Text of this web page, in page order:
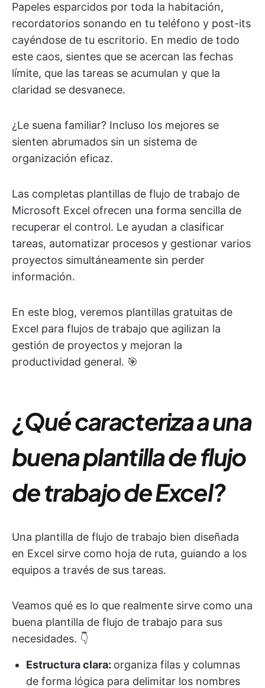
Papeles esparcidos por toda la habitación,
recordatorios sonando en tu teléfono y post-its
cayéndose de tu escritorio. En medio de todo
este caos, sientes que se acercan las fechas
límite, que las tareas se acumulan y que la
claridad se desvanece.
¿Le suena familiar? Incluso los mejores se
sienten abrumados sin un sistema de
organización eficaz.
Las completas plantillas de flujo de trabajo de
Microsoft Excel ofrecen una forma sencilla de
recuperar el control. Le ayudan a clasificar
tareas, automatizar procesos y gestionar varios
proyectos simultáneamente sin perder
información.
En este blog, veremos plantillas gratuitas de
Excel para flujos de trabajo que agilizan la
gestión de proyectos y mejoran la
productividad general. 🎯
¿Qué caracteriza a una
buena plantilla de flujo
de trabajo de Excel?
Una plantilla de flujo de trabajo bien diseñada
en Excel sirve como hoja de ruta, guiando a los
equipos a través de sus tareas.
Veamos qué es lo que realmente sirve como una
buena plantilla de flujo de trabajo para sus
necesidades. 👇
Estructura clara: organiza filas y columnas
de forma lógica para delimitar los nombres